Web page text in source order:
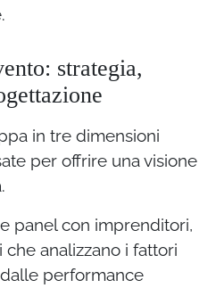
strategia,
in tre dimensioni
per offrire una visione
panel con imprenditori,
analizzano i fattori
performance